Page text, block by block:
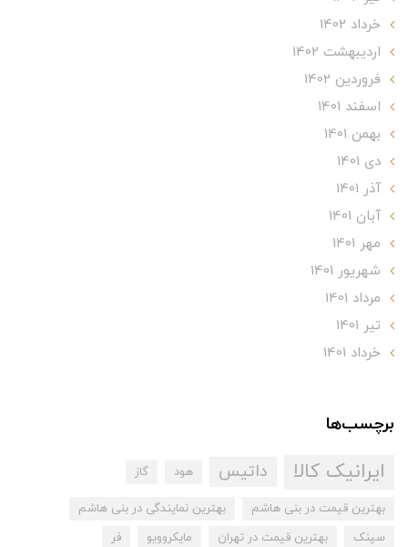
خرداد 1402
ارديبهشت 1402
فروردین 1402
اسفند 1401
بهمن 1401
دی 1401
آذر 1401
آبان 1401
مهر 1401
شهریور 1401
مرداد 1401
تير 1401
خرداد 1401
برچسب‌ها
ایرانیک کالا داتیس هود گاز
بهترین قیمت در بنی هاشم
بهترین نمایندگی در بنی هاشم
سینک
بهترین قیمت در تهران مایکروویو فر